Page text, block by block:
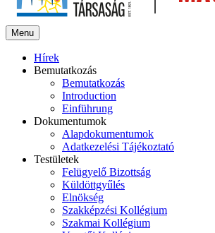
Menu
Hírek
Bemutatkozás
Bemutatkozás
Introduction
Einführung
Dokumentumok
Alapdokumentumok
Adatkezelési Tájékoztató
Testületek
Felügyelő Bizottság
Küldöttgyűlés
Elnökség
Szakképzési Kollégium
Szakmai Kollégium